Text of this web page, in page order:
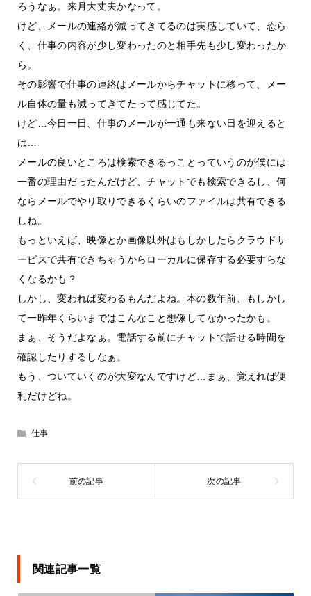
ろうなぁ。来月大丈夫かなって。
けど、メールの連絡が減ってきてるのは実感していて、恐ら
く、仕事の内容が少し変わったのと相手先も少し変わったか
ら。
その影響で仕事の連絡はメールからチャットに移って、メー
ル自体の量も減ってきてたって感じてた。
けど…今日一日、仕事のメールが一通も来ない日を迎えると
は…
メールの良いところは検索できるっことっていうのが僕には
一番の理由だったんだけど、チャットでも検索できるし、何
ならメールでやり取りできるくらいのファイルは共有できる
しね。
もっといえば、映像とか画像以外はもしかしたらクラウドサ
ービスで共有できちゃうからローカルに保存する必要すらな
くなるかも？
しかし、変われば変わるもんだよね。本の数年前、もしかし
て一昨年くらいまではこんなこと想像してなかったかも。
まぁ、そうだよなぁ。電話する前にチャットで話せる時間を
確認したりするしなぁ。
もう、ついていくのが大変なんですけど…まぁ、覚えれば便
利だけどね。
仕事
関連記事一覧